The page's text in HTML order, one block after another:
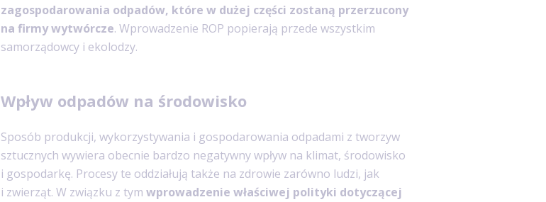
zagospodarowania odpadów, które w dużej części zostaną przerzucony
na firmy wytwórcze. Wprowadzenie ROP popierają przede wszystkim
samorządowcy i ekolodzy.
Wpływ odpadów na środowisko
Sposób produkcji, wykorzystywania i gospodarowania odpadami z tworzyw
sztucznych wywiera obecnie bardzo negatywny wpływ na klimat, środowisko
i gospodarkę. Procesy te oddziałują także na zdrowie zarówno ludzi, jak
i zwierząt. W związku z tym wprowadzenie właściwej polityki dotyczącej